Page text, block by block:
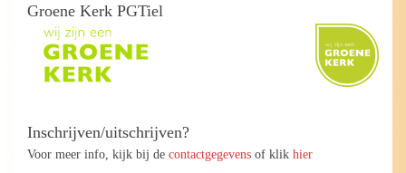
Groene Kerk PGTiel
Inschrijven/uitschrijven?
Voor meer info, kijk bij de contactgegevens of klik hier